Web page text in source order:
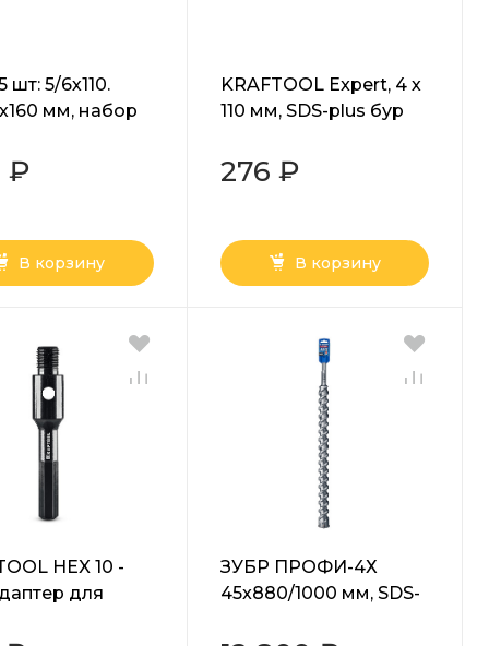
шт: 5/6х110.
мм, набор
₽
В корзину
KRAFTOOL Expert, 4 х
110 мм, SDS-plus бур
276 ₽
В корзину
HEX 10 -
для
ЗУБР ПРОФИ-4Х
45x880/1000 мм, SDS-